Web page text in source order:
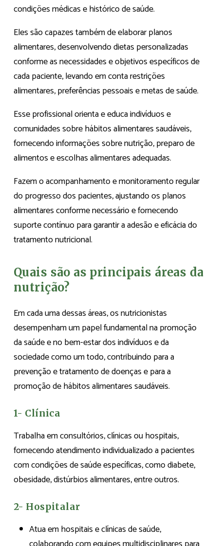
condições médicas e histórico de saúde.
Eles são capazes também de elaborar planos
alimentares, desenvolvendo dietas personalizadas
conforme as necessidades e objetivos específicos de
cada paciente, levando em conta restrições
alimentares, preferências pessoais e metas de saúde.
Esse profissional orienta e educa indivíduos e
comunidades sobre hábitos alimentares saudáveis,
fornecendo informações sobre nutrição, preparo de
alimentos e escolhas alimentares adequadas.
Fazem o acompanhamento e monitoramento regular
do progresso dos pacientes, ajustando os planos
alimentares conforme necessário e fornecendo
suporte contínuo para garantir a adesão e eficácia do
tratamento nutricional.
Quais são as principais áreas da
nutrição?
Em cada uma dessas áreas, os nutricionistas
desempenham um papel fundamental na promoção
da saúde e no bem-estar dos indivíduos e da
sociedade como um todo, contribuindo para a
prevenção e tratamento de doenças e para a
promoção de hábitos alimentares saudáveis.
1- Clínica
Trabalha em consultórios, clínicas ou hospitais,
fornecendo atendimento individualizado a pacientes
com condições de saúde específicas, como diabete,
obesidade, distúrbios alimentares, entre outros.
2- Hospitalar
Atua em hospitais e clínicas de saúde,